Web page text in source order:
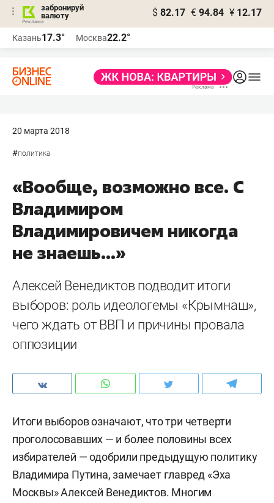
забронируй
валюту
$ 82.17 € 94.84 ¥ 12.17
Казань17.3° Москва22.2°
20 марта 2018
#политика
«Вообще, возможно все. С
Владимиром
Владимировичем никогда
не знаешь...»
Алексей Венедиктов подводит итоги
выборов: роль идеологемы «Крымнаш»,
чего ждать от ВВП и причины провала
оппозиции
Итоги выборов означают, что три четверти
проголосовавших — и более половины всех
избирателей — одобрили предыдущую политику
Владимира Путина, замечает главред «Эха
Москвы» Алексей Венедиктов. Многим